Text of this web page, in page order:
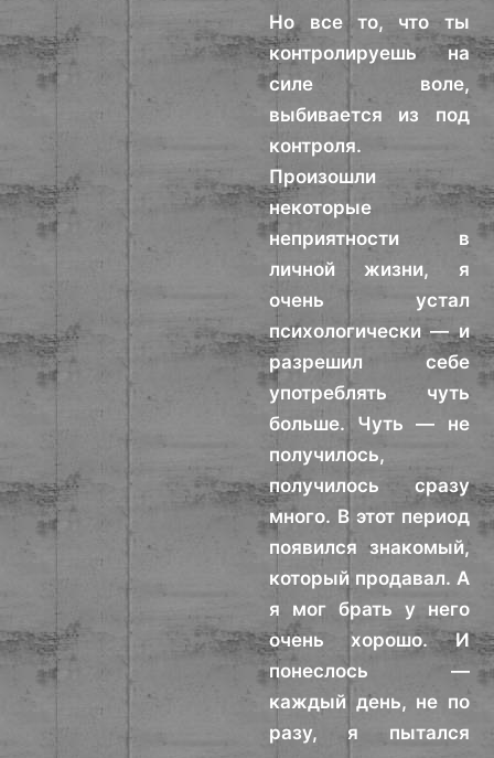
Но все то, что ты
контролируешь на
силе воле,
выбивается из под
контроля.
Произошли
некоторые
неприятности в
личной жизни, я
очень устал
психологически — и
разрешил себе
употреблять чуть
больше. Чуть — не
получилось,
получилось сразу
много. В этот период
появился знакомый,
который продавал. А
я мог брать у него
очень хорошо. И
понеслось —
каждый день, не по
разу, я пытался